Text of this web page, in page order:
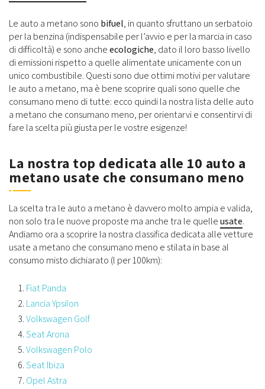
Le auto a metano sono bifuel, in quanto sfruttano un serbatoio
per la benzina (indispensabile per l’avvio e per la marcia in caso
di difficoltà) e sono ancheecologiche, dato il loro basso livello
di emissioni rispetto a quelle alimentate unicamente con un
unico combustibile. Questi sono due ottimi motivi per valutare
le auto a metano, ma è bene scoprire quali sono quelle che
consumano meno di tutte: ecco quindi la nostra lista delle auto
a metano che consumano meno, per orientarvi e consentirvi di
fare la scelta più giusta per le vostre esigenze!
La nostra top dedicata alle 10 auto a
metano usate che consumano meno
La scelta tra le auto a metano è davvero molto ampia e valida,
non solo tra le nuove proposte ma anche tra le quelleusate.
Andiamo ora a scoprire la nostra classifica dedicata alle vetture
usate a metano che consumano meno e stilata in base al
consumo misto dichiarato (l per 100km):
Fiat Panda
Lancia Ypsilon
Volkswagen Golf
Seat Arona
Volkswagen Polo
Seat Ibiza
Opel Astra